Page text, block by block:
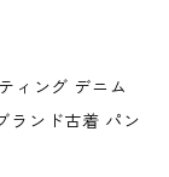
ィング デニム
ランド古着 パン